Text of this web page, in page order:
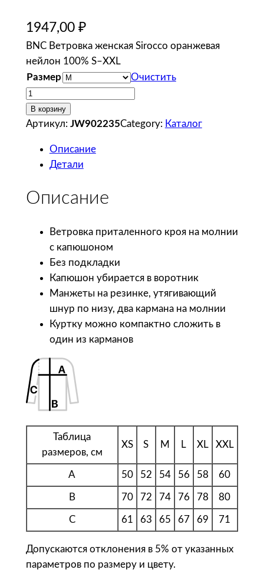
1947,00 ₽
BNC Ветровка женская Sirocco оранжевая
нейлон 100% S–XXL
Размер
Очистить
К
о
л
т
C
В
е
в
ж
с
к
В корзину
Артикул: JW902235Category: Каталог
Описание
Детали
Описание
Ветровка приталенного кроя на молнии
с капюшоном
Без подкладки
Капюшон убирается в воротник
Манжеты на резинке, утягивающий
шнур по низу, два кармана на молнии
Куртку можно компактно сложить в
один из карманов
Таблица
размеров, см
XS S M L XL XXL
A 50 52 54 56 58 60
B 70 72 74 76 78 80
C 61 63 65 67 69 71
Допускаются отклонения в 5% от указанных
параметров по размеру и цвету.